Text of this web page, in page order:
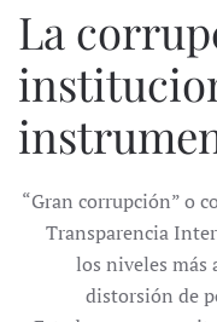
La
“Gran corrupción” o
Transparencia
los niveles más
distor­sión de